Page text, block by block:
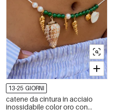
13-25 GIORNI
catene da cintura in acciaio
inossidabile color oro con